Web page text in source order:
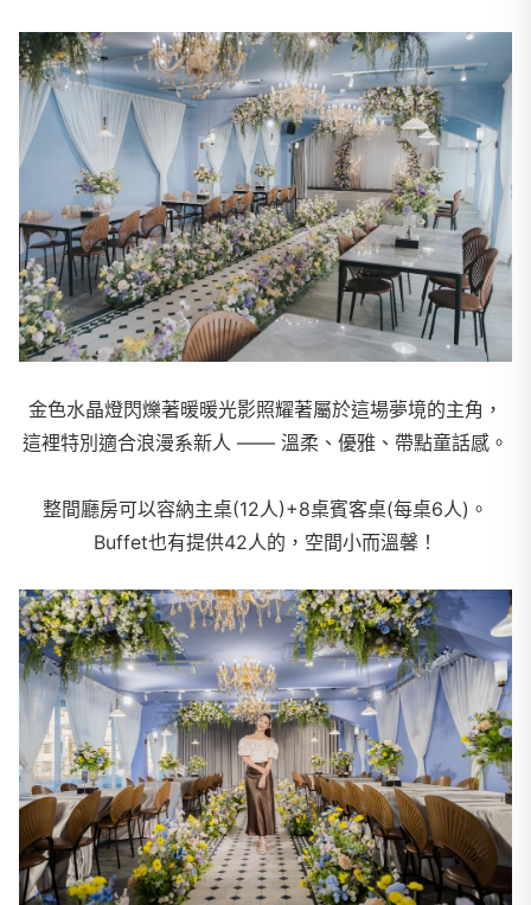
金色水晶燈閃爍著暖暖光影照耀著屬於這場夢境的主角，
這裡特別適合浪漫系新人 —— 溫柔、優雅、帶點童話感。
整間廳房可以容納主桌(12人)+8桌賓客桌(每桌6人)。
Buffet也有提供42人的，空間小而溫馨！